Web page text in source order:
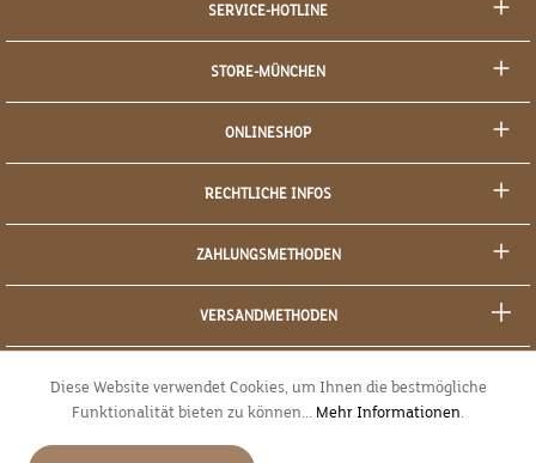
SERVICE-HOTLINE
STORE-MÜNCHEN
ONLINESHOP
RECHTLICHE INFOS
ZAHLUNGSMETHODEN
VERSANDMETHODEN
Diese Website verwendet Cookies, um Ihnen die bestmögliche
Funktionalität bieten zu können... Mehr Informationen.